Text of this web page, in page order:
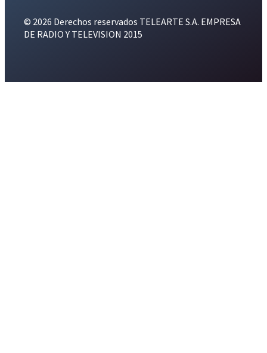
© 2026 Derechos reservados TELEARTE S.A. EMPRESA
DE RADIO Y TELEVISION 2015